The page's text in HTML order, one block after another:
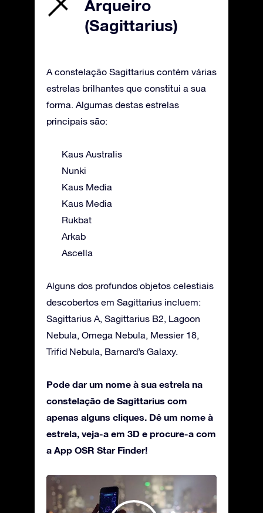
Arqueiro
(Sagittarius)
A constelação Sagittarius contém várias
estrelas brilhantes que constitui a sua
forma. Algumas destas estrelas
principais são:
Kaus Australis
Nunki
Kaus Media
Kaus Media
Rukbat
Arkab
Ascella
Alguns dos profundos objetos celestiais
descobertos em Sagittarius incluem:
Sagittarius A, Sagittarius B2, Lagoon
Nebula, Omega Nebula, Messier 18,
Trifid Nebula, Barnard’s Galaxy.
Pode dar um nome à sua estrela na
constelação de Sagittarius com
apenas alguns cliques. Dê um nome à
estrela, veja-a em 3D e procure-a com
a App OSR Star Finder!